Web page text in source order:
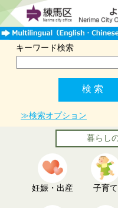
キーワード検索
≫検索オプション
暮らし
妊娠・出産 子育て